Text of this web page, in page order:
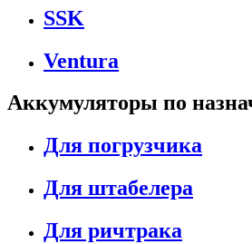
SSK
Ventura
Аккумуляторы по
Для погрузчика
Для штабелера
Для ричтрака